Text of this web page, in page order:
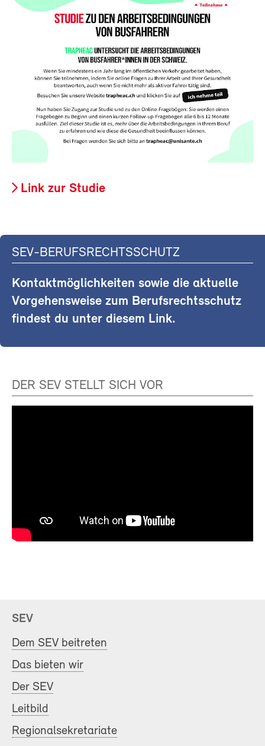
Link zur Studie
SEV-BERUFSRECHTSSCHUTZ
Kontaktmöglichkeiten sowie die aktuelle
Vorgehensweise zum Berufsrechtsschutz
findest du unter diesem Link.
DER SEV STELLT SICH VOR
SEV
Dem SEV beitreten
Das bieten wir
Der SEV
Leitbild
Regionalsekretariate